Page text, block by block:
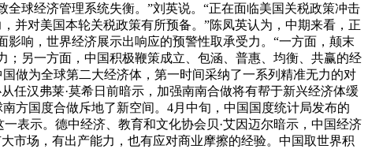
球经济管理系统失衡。”刘英说。“正在面临美国关税政策冲击
并对美国本轮关税政策有所预备。”陈凤英认为，中期来看，正
响，世界经济展示出响应的预警性取承受力。“一方面，颠末
另一方面，中国积极鞭策成立、包涵、普惠、均衡、共赢的经
做为全球第二大经济体，第一时间采纳了一系列精准无力的对
任汉弗莱·莫希日前暗示，加强南南合做将有帮于新兴经济体缓
方国度合做斥地了新空间。4月中旬，中国国度统计局发布的
表示。德中经济、教育和文化协会贝·艾因迈尔暗示，中国经济
市场，有出产能力，也有应对商业摩擦的经验。中国取世界积